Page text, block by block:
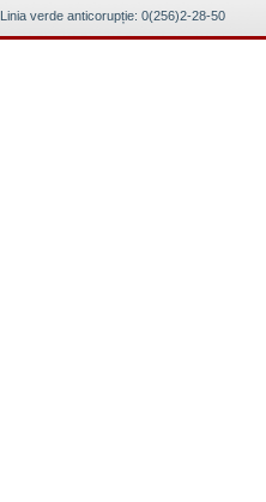
Linia verde anticorupție: 0(256)2-28-50